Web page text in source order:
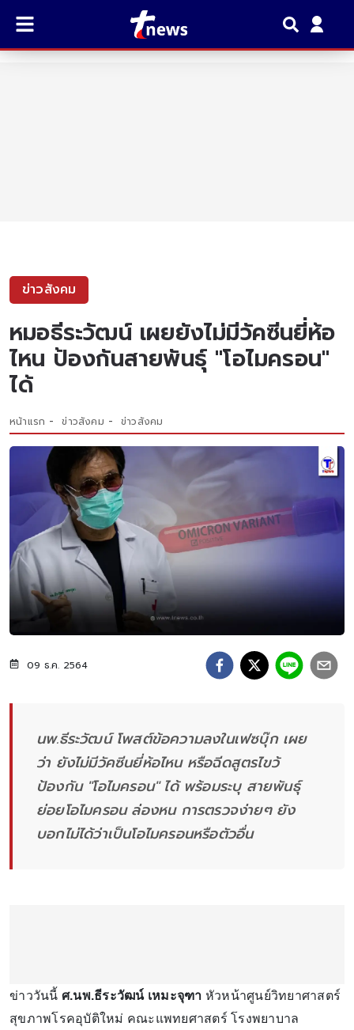
ข่าวสังคม
หมอธีระวัฒน์ เผยยังไม่มีวัคซีนยี่ห้อ
ไหน ป้องกันสายพันธุ์ "โอไมครอน"
ได้
หน้าแรก ข่าวสังคม ข่าวสังคม
09 ธ.ค. 2564
นพ.ธีระวัฒน์ โพสต์ข้อความลงในเฟซบุ๊ก เผย
ว่า ยังไม่มีวัคซีนยี่ห้อไหน หรือฉีดสูตรไขว้
ป้องกัน "โอไมครอน" ได้ พร้อมระบุ สายพันธุ์
ย่อยโอไมครอน ล่องหน การตรวจง่ายๆ ยัง
บอกไม่ได้ว่าเป็นโอไมครอนหรือตัวอื่น
ข่าววันนี้ ศ.นพ.ธีระวัฒน์ เหมะจุฑา หัวหน้าศูนย์วิทยาศาสตร์
สุขภาพโรคอุบัติใหม่ คณะแพทยศาสตร์ โรงพยาบาล